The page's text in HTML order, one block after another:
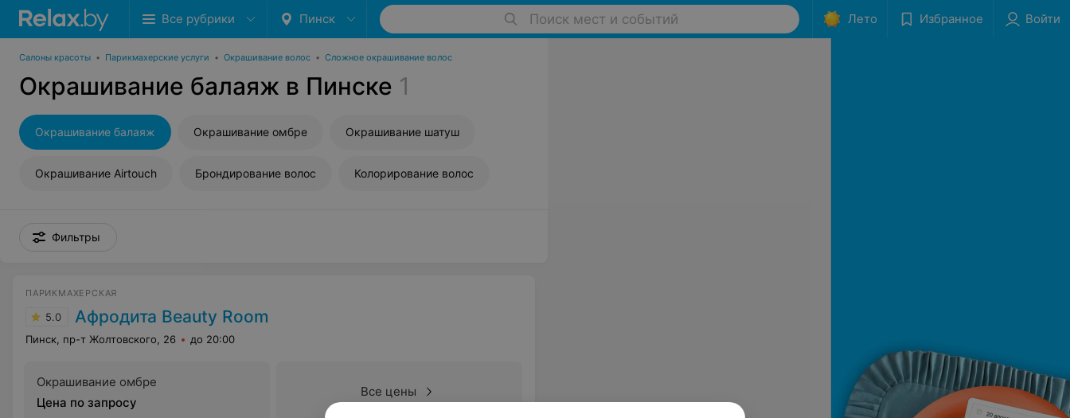
Все рубрики Пинск Поиск мест и событий Лето Избранное Войти
Салоны красоты • Парикмахерские услуги • Окрашивание волос • Сложное окрашивание волос
Окрашивание балаяж в Пинске 1
Окрашивание балаяж Окрашивание омбре Окрашивание шатуш
Окрашивание Airtouch Брондирование волос Колорирование волос
Фильтры
ПАРИКМАХЕРСКАЯ
5.0 Афродита Beauty Room
Пинск, пр-т Жолтовского, 26 до 20:00
Окрашивание омбре
Цена по запросу
Все цены